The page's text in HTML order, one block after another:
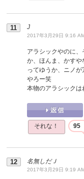
J
2017年3月29日 9:16
アラシックやのに
か、ほんま、かすや
ってゆうか、ニノ
やろー笑
本物のアラシック
それな！ 95
名無しだＪ
2017年3月29日 9:19